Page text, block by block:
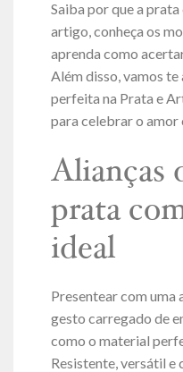
Saiba por que a
artigo, conheça os
aprenda como
Além disso, vamos te
perfeita na Prata e
para celebrar o
Alianças
prata
ideal
Presentear com uma
gesto carregado de
como o material
Resistente, versátil e